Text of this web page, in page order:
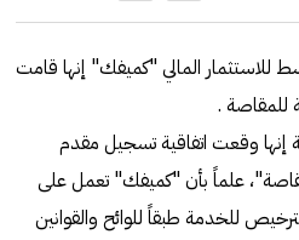
للاستثمار المالي "كميفك" إنها قامت
للمقاصة .
وقعت اتفاقية تسجيل مقدم
علماً بأن "كميفك" تعمل على
للخدمة طبقاً للوائح والقوانين